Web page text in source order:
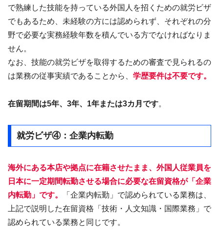
で熟練した技能を持っている外国人を招くための就労ビザ
でもあるため、未経験の方には認められず、それぞれの分
野で必要な実務経験年数を積んでいる方でなければなりま
せん。
なお、技能の就労ビザを取得するための審査で見られるの
は業務の従事実績であることから、 学歴要件は不要です。
在留期間は5年、3年、1年または3カ月です。
就労ビザ④：企業内転勤
海外にある本店や拠点に在籍させたまま、外国人従業員を
日本に一定期間転勤させる場合に必要な在留資格が「企業
内転勤」です。
「企業内転勤」で認められている業務は、
上記で説明した在留資格「技術・人文知識・国際業務」で
認められている業務と同じです。